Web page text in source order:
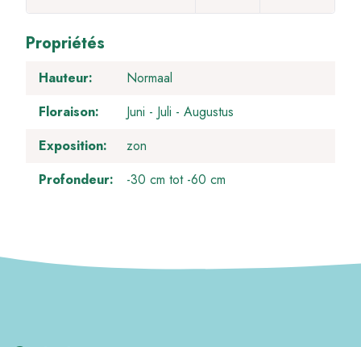
Propriétés
Hauteur
Normaal
Floraison
Juni Juli
Augustus
Exposition
zon
Profondeur
-30 cm tot -60 cm